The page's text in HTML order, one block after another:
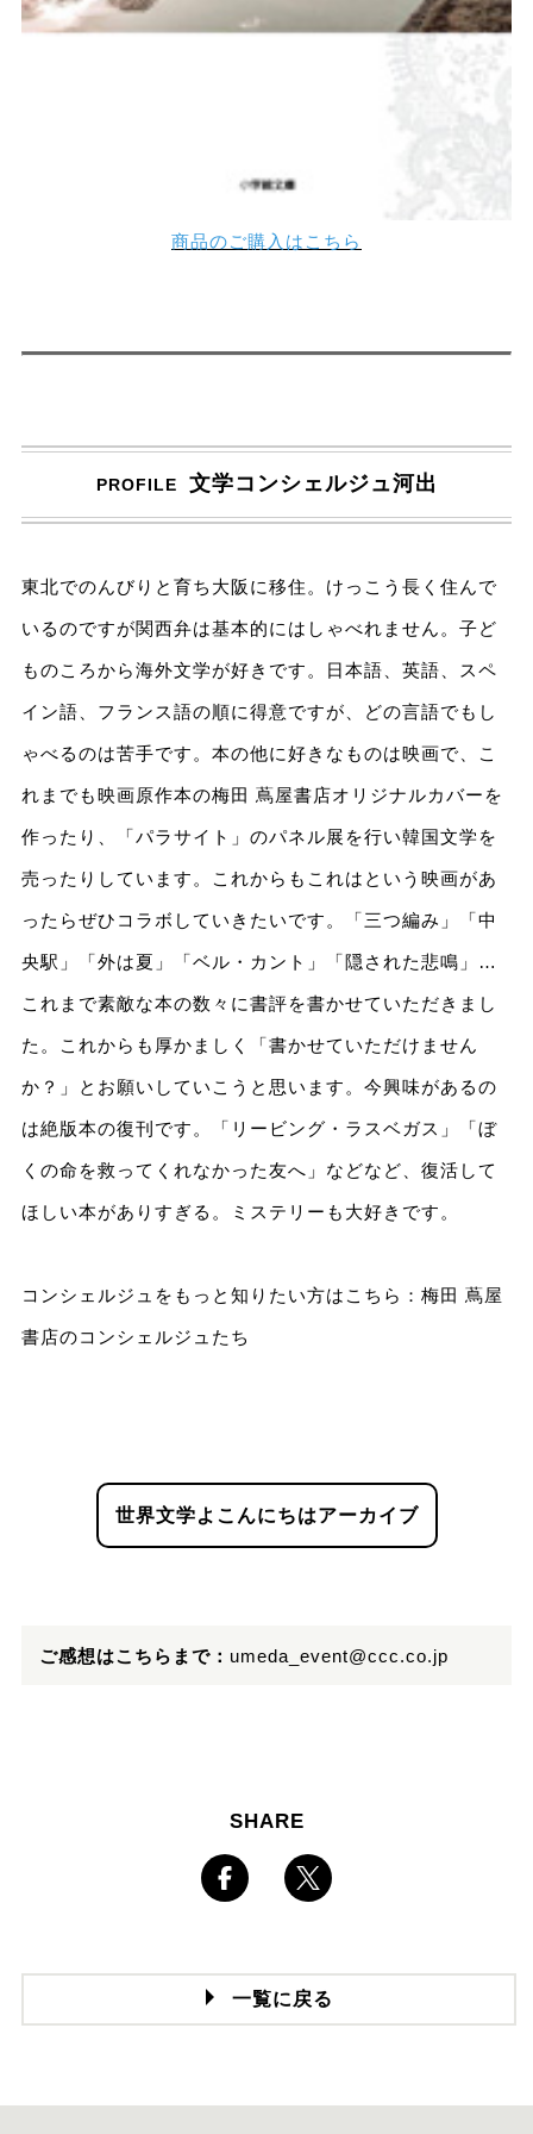
商品のご購入はこちら
PROFILE 文学コンシェルジュ河出
東北でのんびりと育ち大阪に移住。けっこう長く住んで
いるのですが関西弁は基本的にはしゃべれません。子ど
ものころから海外文学が好きです。日本語、英語、スペ
イン語、フランス語の順に得意ですが、どの言語でもし
ゃべるのは苦手です。本の他に好きなものは映画で、こ
れまでも映画原作本の梅田 蔦屋書店オリジナルカバーを
作ったり、「パラサイト」のパネル展を行い韓国文学を
売ったりしています。これからもこれはという映画があ
ったらぜひコラボしていきたいです。「三つ編み」「中
央駅」「外は夏」「ベル・カント」「隠された悲鳴」…
これまで素敵な本の数々に書評を書かせていただきまし
た。これからも厚かましく「書かせていただけません
か？」とお願いしていこうと思います。今興味があるの
は絶版本の復刊です。「リービング・ラスベガス」「ぼ
くの命を救ってくれなかった友へ」などなど、復活して
ほしい本がありすぎる。ミステリーも大好きです。
コンシェルジュをもっと知りたい方はこちら： 梅田 蔦屋
書店のコンシェルジュたち
世界文学よこんにちはアーカイブ
ご感想はこちらまで： umeda_event@ccc.co.jp
SHARE
一覧に戻る